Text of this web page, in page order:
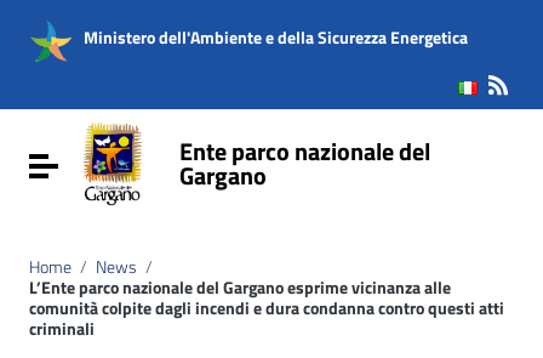
Vai al menu di navigazione
Vai al footer
Ministero dell'Ambiente e della Sicurezza Energetica
Attiva / disattiva la navigazioneEnte parco nazionale del
Gargano
Home / News /
L’Ente parco nazionale del Gargano esprime vicinanza alle
comunità colpite dagli incendi e dura condanna contro questi atti
criminali